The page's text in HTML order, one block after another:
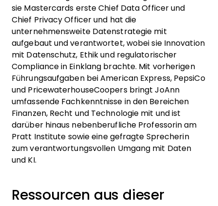
sie Mastercards erste Chief Data Officer und
Chief Privacy Officer und hat die
unternehmensweite Datenstrategie mit
aufgebaut und verantwortet, wobei sie Innovation
mit Datenschutz, Ethik und regulatorischer
Compliance in Einklang brachte. Mit vorherigen
Führungsaufgaben bei American Express, PepsiCo
und PricewaterhouseCoopers bringt JoAnn
umfassende Fachkenntnisse in den Bereichen
Finanzen, Recht und Technologie mit und ist
darüber hinaus nebenberufliche Professorin am
Pratt Institute sowie eine gefragte Sprecherin
zum verantwortungsvollen Umgang mit Daten
und KI.
Ressourcen aus dieser